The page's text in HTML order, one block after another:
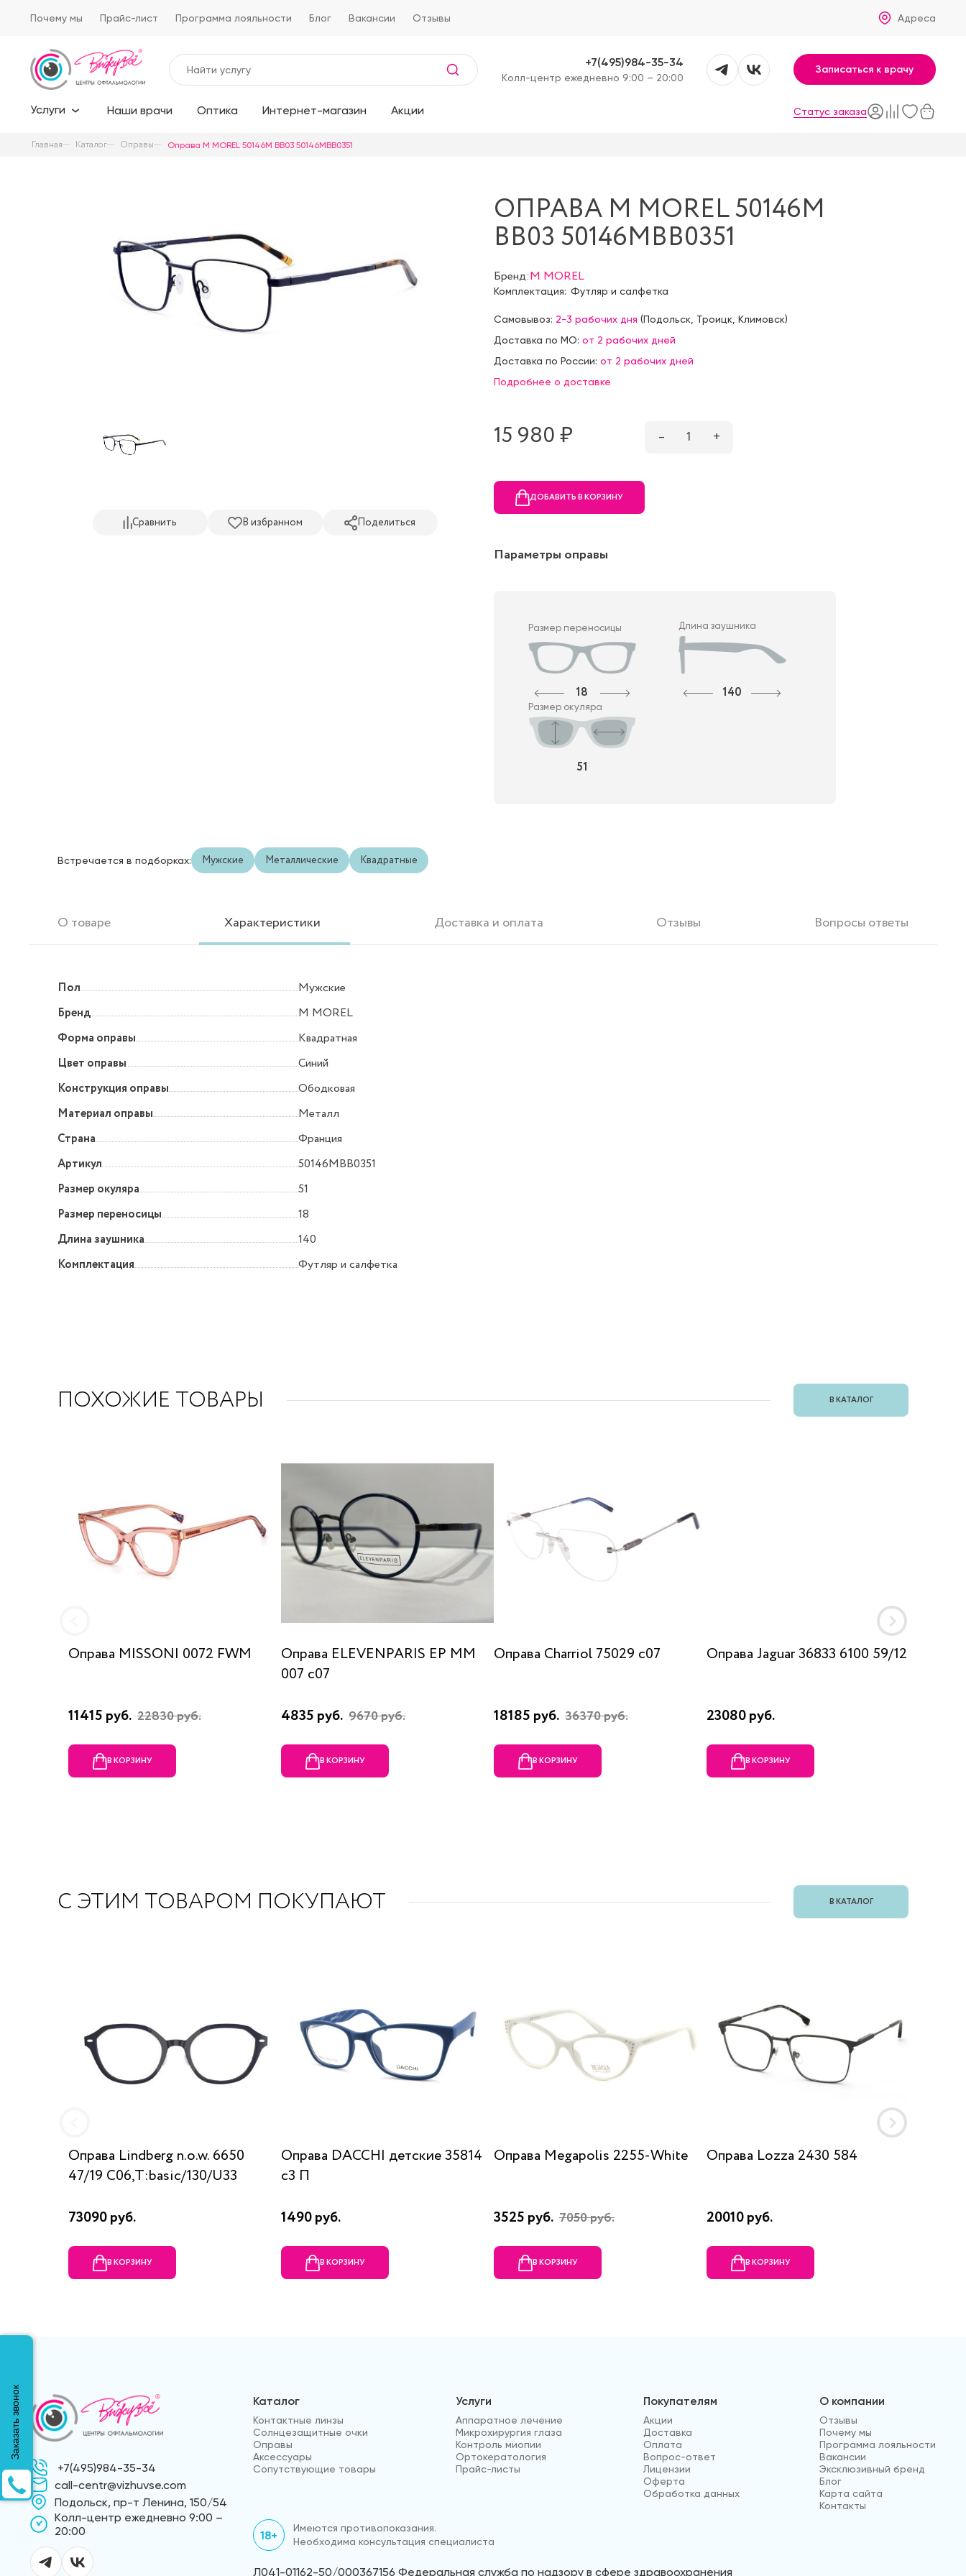
Почему мы Прайс-лист Программа лояльности Блог Вакансии Отзывы Адреса
+7(495)984-35-34
Kолл-центр ежедневно 9:00 – 20:00
Записаться к врачу
Услуги Наши врачи Оптика Интернет-магазин Акции Статус заказа
Главная Каталог Оправы Оправа M MOREL 50146M BB03 50146MBB0351
Сравнить В избранном Поделиться
ОПРАВА M MOREL 50146M
BB03 50146MBB0351
Бренд:M MOREL
Комплектация: Футляр и салфетка
Самовывоз: 2-3 рабочих дня (Подольск, Троицк, Климовск)
Доставка по МО: от 2 рабочих дней
Доставка по России: от 2 рабочих дней
Подробнее о доставке
15 980 ₷ – 1 +
ДОБАВИТЬ В КОРЗИНУ
Параметры оправы
Размер переносицы
18
Длина заушника
140
Размер окуляра
51
Встречается в подборках: Мужские Металлические Квадратные
О товаре Характеристики Доставка и оплата Отзывы Вопросы ответы
Пол
Мужские
Бренд
M MOREL
Форма оправы
Квадратная
Цвет оправы
Синий
Конструкция оправы
Ободковая
Материал оправы
Металл
Страна
Франция
Артикул
50146MBB0351
Размер окуляра
51
Размер переносицы
18
Длина заушника
140
Комплектация
Футляр и салфетка
ПОХОЖИЕ ТОВАРЫ В КАТАЛОГ
Оправа MISSONI 0072 FWM
11415 руб. 22830 руб.
В КОРЗИНУ
Оправа ELEVENPARIS EP MM
007 c07
4835 руб. 9670 руб.
В КОРЗИНУ
Оправа Charriol 75029 c07
18185 руб. 36370 руб.
В КОРЗИНУ
Оправа Jaguar 36833 6100 59/12
23080 руб.
В КОРЗИНУ
С ЭТИМ ТОВАРОМ ПОКУПАЮТ В КАТАЛОГ
Оправа Lindberg n.o.w. 6650
47/19 C06,T:basic/130/U33
73090 руб.
В КОРЗИНУ
Оправа DACCHI детские 35814
c3 П
1490 руб.
В КОРЗИНУ
Оправа Megapolis 2255-White
3525 руб. 7050 руб.
В КОРЗИНУ
Оправа Lozza 2430 584
20010 руб.
В КОРЗИНУ
+7(495)984-35-34
call-centr@vizhuvse.com
Подольск, пр-т Ленина, 150/54
Kолл-центр ежедневно 9:00 –
20:00
Каталог
Контактные линзы
Солнцезащитные очки
Оправы
Аксессуары
Сопутствующие товары
Услуги
Аппаратное лечение
Микрохирургия глаза
Контроль миопии
Ортокератология
Прайс-листы
Покупателям
Акции
Доставка
Оплата
Вопрос-ответ
Лицензии
Оферта
Обработка данных
О компании
Отзывы
Почему мы
Программа лояльности
Вакансии
Эксклюзивный бренд
Блог
Карта сайта
Контакты
18+
Имеются противопоказания.
Необходима консультация специалиста
Л041-01162-50/000367156 Федеральная служба по надзору в сфере здравоохранения
Заказать звонок